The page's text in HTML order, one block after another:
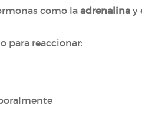
como la adrenalina y
para reaccionar: